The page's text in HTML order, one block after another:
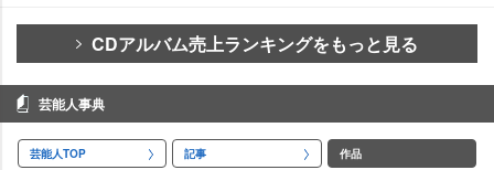
CDアルバム売上ランキングをもっと見る
芸能人事典
芸能人TOP 記事 作品